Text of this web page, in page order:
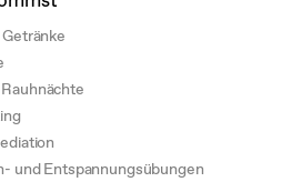
und Entspannungsübungen